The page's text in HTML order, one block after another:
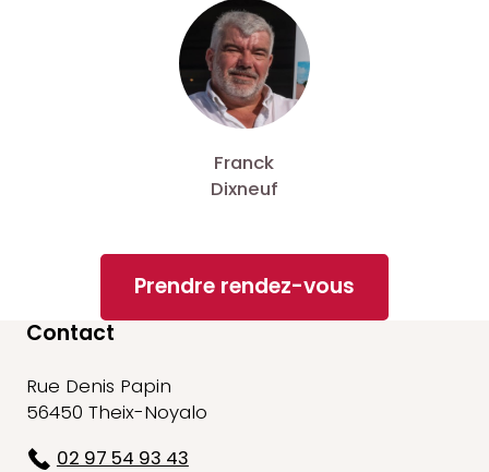
Franck
Dixneuf
Prendre rendez-vous
Contact
Rue Denis Papin
56450 Theix-Noyalo
02 97 54 93 43